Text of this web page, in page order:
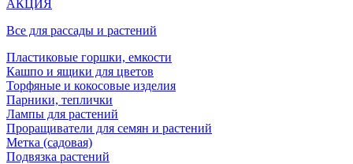
АКЦИЯ
Все для рассады и растений
Пластиковые горшки, емкости
Кашпо и ящики для цветов
Торфяные и кокосовые изделия
Парники, теплички
Лампы для растений
Проращиватели для семян и растений
Метка (садовая)
Подвязка растений